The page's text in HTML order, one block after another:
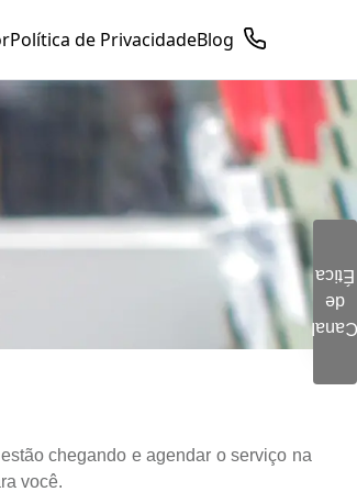
Política de PrivacidadeBlog
chegando e agendar o serviço na
você.
de
Ética
Clique aqui e preencha o
formulário. Este é um
canal seguro